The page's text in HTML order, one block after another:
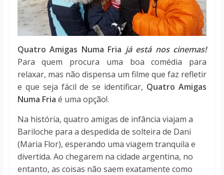
Quatro Amigas Numa Fria já está nos cinemas!
Para quem procura uma boa comédia para
relaxar, mas não dispensa um filme que faz refletir
e que seja fácil de se identificar, Quatro Amigas
Numa Fria é uma opção!.
Na história, quatro amigas de infância viajam a
Bariloche para a despedida de solteira de Dani
(Maria Flor), esperando uma viagem tranquila e
divertida. Ao chegarem na cidade argentina, no
entanto, as coisas não saem exatamente como